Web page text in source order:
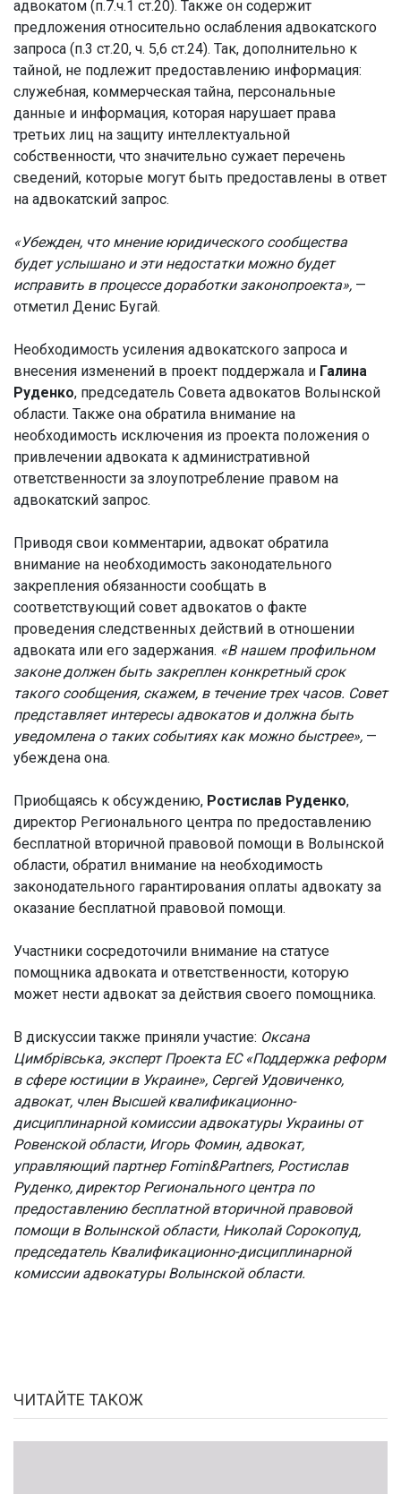
адвокатом (п.7.ч.1 ст.20). Также он содержит
предложения относительно ослабления адвокатского
запроса (п.3 ст.20, ч. 5,6 ст.24). Так, дополнительно к
тайной, не подлежит предоставлению информация:
служебная, коммерческая тайна, персональные
данные и информация, которая нарушает права
третьих лиц на защиту интеллектуальной
собственности, что значительно сужает перечень
сведений, которые могут быть предоставлены в ответ
на адвокатский запрос.
«Убежден, что мнение юридического сообщества
будет услышано и эти недостатки можно будет
исправить в процессе доработки законопроекта», —
отметил Денис Бугай.
Необходимость усиления адвокатского запроса и
внесения изменений в проект поддержала и Галина
Руденко, председатель Совета адвокатов Волынской
области. Также она обратила внимание на
необходимость исключения из проекта положения о
привлечении адвоката к административной
ответственности за злоупотребление правом на
адвокатский запрос.
Приводя свои комментарии, адвокат обратила
внимание на необходимость законодательного
закрепления обязанности сообщать в
соответствующий совет адвокатов о факте
проведения следственных действий в отношении
адвоката или его задержания. «В нашем профильном
законе должен быть закреплен конкретный срок
такого сообщения, скажем, в течение трех часов. Совет
представляет интересы адвокатов и должна быть
уведомлена о таких событиях как можно быстрее», —
убеждена она.
Приобщаясь к обсуждению, Ростислав Руденко,
директор Регионального центра по предоставлению
бесплатной вторичной правовой помощи в Волынской
области, обратил внимание на необходимость
законодательного гарантирования оплаты адвокату за
оказание бесплатной правовой помощи.
Участники сосредоточили внимание на статусе
помощника адвоката и ответственности, которую
может нести адвокат за действия своего помощника.
В дискуссии также приняли участие: Оксана
Цимбрівська, эксперт Проекта ЕС «Поддержка реформ
в сфере юстиции в Украине», Сергей Удовиченко,
адвокат, член Высшей квалификационно-
дисциплинарной комиссии адвокатуры Украины от
Ровенской области, Игорь Фомин, адвокат,
управляющий партнер Fomin&Partners, Ростислав
Руденко, директор Регионального центра по
предоставлению бесплатной вторичной правовой
помощи в Волынской области, Николай Сорокопуд,
председатель Квалификационно-дисциплинарной
комиссии адвокатуры Волынской области.
ЧИТАЙТЕ ТАКОЖ